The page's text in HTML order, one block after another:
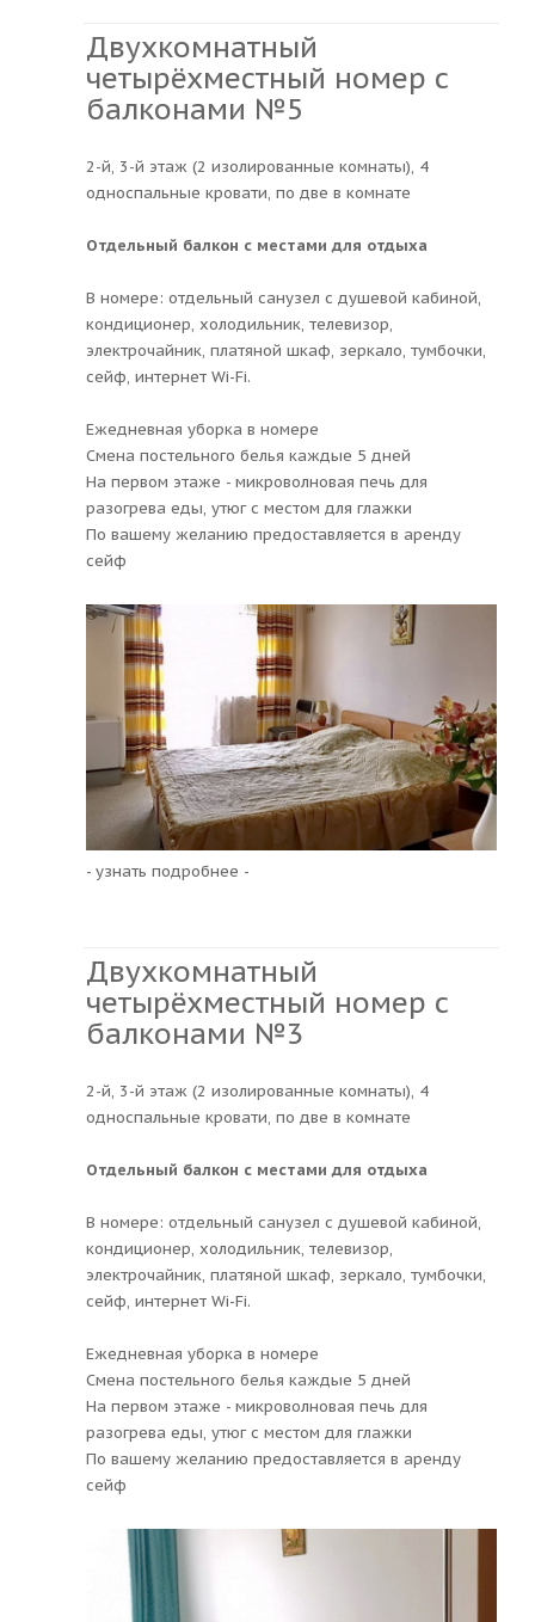
Двухкомнатный
четырёхместный номер с
балконами №5
2-й, 3-й этаж (2 изолированные комнаты), 4
односпальные кровати, по две в комнате
Отдельный балкон с местами для отдыха
В номере: отдельный санузел с душевой кабиной,
кондиционер, холодильник, телевизор,
электрочайник, платяной шкаф, зеркало, тумбочки,
сейф, интернет Wi-Fi.
Ежедневная уборка в номере
Смена постельного белья каждые 5 дней
На первом этаже - микроволновая печь для
разогрева еды, утюг с местом для глажки
По вашему желанию предоставляется в аренду
сейф
- узнать подробнее -
Двухкомнатный
четырёхместный номер с
балконами №3
2-й, 3-й этаж (2 изолированные комнаты), 4
односпальные кровати, по две в комнате
Отдельный балкон с местами для отдыха
В номере: отдельный санузел с душевой кабиной,
кондиционер, холодильник, телевизор,
электрочайник, платяной шкаф, зеркало, тумбочки,
сейф, интернет Wi-Fi.
Ежедневная уборка в номере
Смена постельного белья каждые 5 дней
На первом этаже - микроволновая печь для
разогрева еды, утюг с местом для глажки
По вашему желанию предоставляется в аренду
сейф